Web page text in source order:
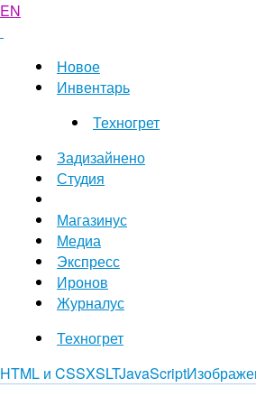
EN
Новое
Инвентарь
Техногрет
Задизайнено
Студия
Магазинус
Медиа
Экспресс
Иронов
Журналус
Техногрет
HTML и CSSXSLTJavaScript